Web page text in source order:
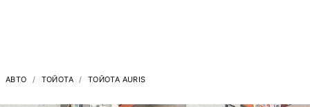
АВТО ТОЙОТА ТОЙОТА AURIS